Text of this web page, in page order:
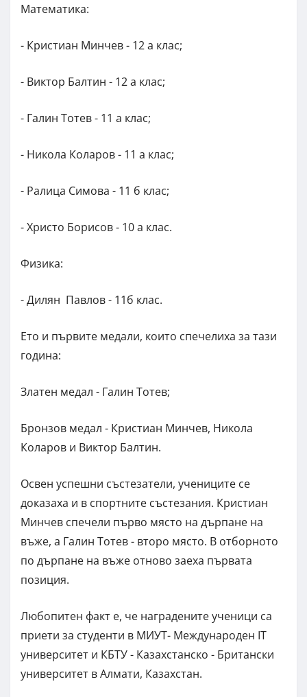
Математика:
- Кристиан Минчев - 12 а клас;
- Виктор Балтин - 12 а клас;
- Галин Тотев - 11 а клас;
- Никола Коларов - 11 а клас;
- Ралица Симова - 11 б клас;
- Христо Борисов - 10 а клас.
Физика:
- Дилян Павлов - 11б клас.
Ето и първите медали, които спечелиха за тази
година:
Златен медал - Галин Тотев;
Бронзов медал - Кристиан Минчев, Никола
Коларов и Виктор Балтин.
Освен успешни състезатели, учениците се
доказаха и в спортните състезания. Кристиан
Минчев спечели първо място на дърпане на
въже, а Галин Тотев - второ място. В отборното
по дърпане на въже отново заеха първата
позиция.
Любопитен факт е, че наградените ученици са
приети за студенти в МИУТ- Международен IT
университет и КБТУ - Казахстанско - Британски
университет в Алмати, Казахстан.